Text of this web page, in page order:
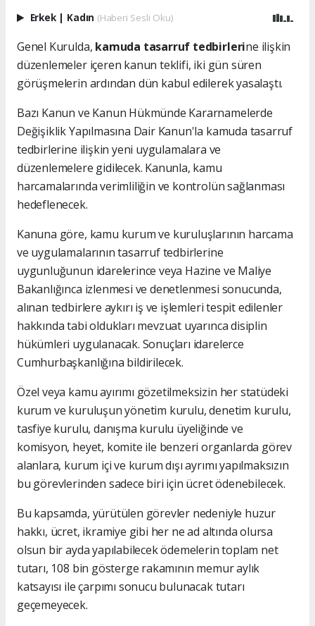
Erkek | Kadın (Haberi Sesli Oku)
Genel Kurulda, kamuda tasarruf tedbirlerine ilişkin
düzenlemeler içeren kanun teklifi, iki gün süren
görüşmelerin ardından dün kabul edilerek yasalaştı.
Bazı Kanun ve Kanun Hükmünde Kararnamelerde
Değişiklik Yapılmasına Dair Kanun'la kamuda tasarruf
tedbirlerine ilişkin yeni uygulamalara ve
düzenlemelere gidilecek. Kanunla, kamu
harcamalarında verimliliğin ve kontrolün sağlanması
hedeflenecek.
Kanuna göre, kamu kurum ve kuruluşlarının harcama
ve uygulamalarının tasarruf tedbirlerine
uygunluğunun idarelerince veya Hazine ve Maliye
Bakanlığınca izlenmesi ve denetlenmesi sonucunda,
alınan tedbirlere aykırı iş ve işlemleri tespit edilenler
hakkında tabi oldukları mevzuat uyarınca disiplin
hükümleri uygulanacak. Sonuçları idarelerce
Cumhurbaşkanlığına bildirilecek.
Özel veya kamu ayırımı gözetilmeksizin her statüdeki
kurum ve kuruluşun yönetim kurulu, denetim kurulu,
tasfiye kurulu, danışma kurulu üyeliğinde ve
komisyon, heyet, komite ile benzeri organlarda görev
alanlara, kurum içi ve kurum dışı ayrımı yapılmaksızın
bu görevlerinden sadece biri için ücret ödenebilecek.
Bu kapsamda, yürütülen görevler nedeniyle huzur
hakkı, ücret, ikramiye gibi her ne ad altında olursa
olsun bir ayda yapılabilecek ödemelerin toplam net
tutarı, 108 bin gösterge rakamının memur aylık
katsayısı ile çarpımı sonucu bulunacak tutarı
geçemeyecek.